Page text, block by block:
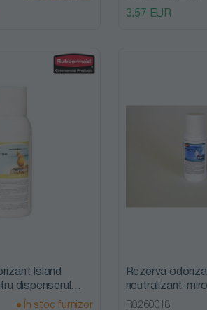
3.57 EUR
Island
dispenserul
75ml,
În stoc furnizor
Rezerva
neutralizant-
dispenserul
R0260018